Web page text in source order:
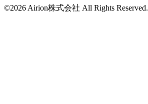
©2026 Airion株式会社 All Rights Reserved.